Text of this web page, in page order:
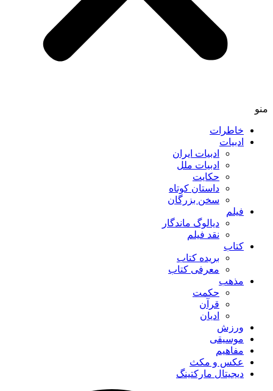
منو
خاطرات
ادبیات
ادبیات ایران
ادبیات ملل
حکایت
داستان کوتاه
سخن بزرگان
فیلم
دیالوگ ماندگار
نقد فیلم
کتاب
بریده کتاب
معرفی کتاب
مذهب
حکمت
قرآن
ادیان
ورزش
موسیقی
مفاهیم
عکس و مکث
دیجیتال مارکتینگ